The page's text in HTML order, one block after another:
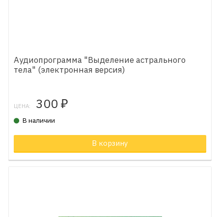
Аудиопрограмма "Выделение астрального
тела" (электронная версия)
ЦЕНА: 300 ₽
В наличии
В корзину